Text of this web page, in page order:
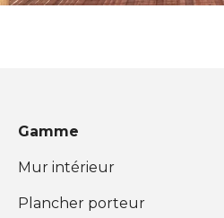
Gamme
Mur intérieur
Plancher porteur